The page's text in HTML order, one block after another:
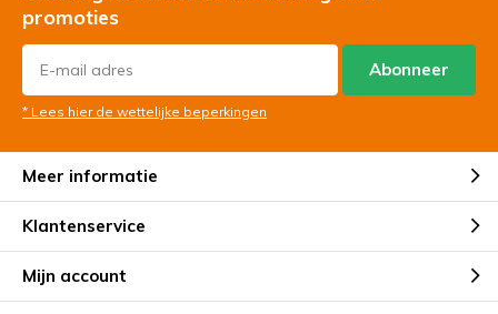
promoties
Abonneer
* Lees hier de wettelijke beperkingen
Meer informatie
Klantenservice
Mijn account